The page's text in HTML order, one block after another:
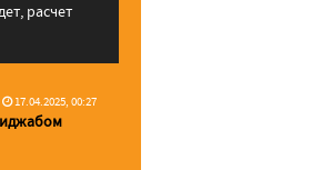
расчет
17.04.2025, 00:27